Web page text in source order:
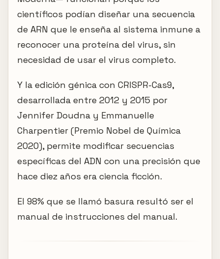
científicos podían diseñar una secuencia
de ARN que le enseña al sistema inmune a
reconocer una proteína del virus, sin
necesidad de usar el virus completo.
Y la edición génica con CRISPR-Cas9,
desarrollada entre 2012 y 2015 por
Jennifer Doudna y Emmanuelle
Charpentier (Premio Nobel de Química
2020), permite modificar secuencias
específicas del ADN con una precisión que
hace diez años era ciencia ficción.
El 98% que se llamó basura resultó ser el
manual de instrucciones del manual.